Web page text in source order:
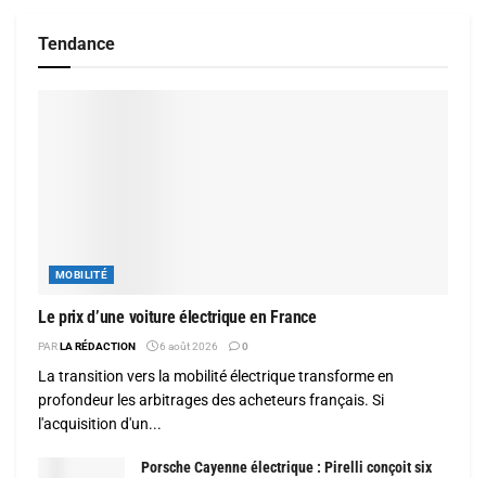
Tendance
MOBILITÉ
Le prix d’une voiture électrique en France
PARLA RÉDACTION 6 août 2026 0
La transition vers la mobilité électrique transforme en
profondeur les arbitrages des acheteurs français. Si
l'acquisition d'un...
Porsche Cayenne électrique : Pirelli conçoit six